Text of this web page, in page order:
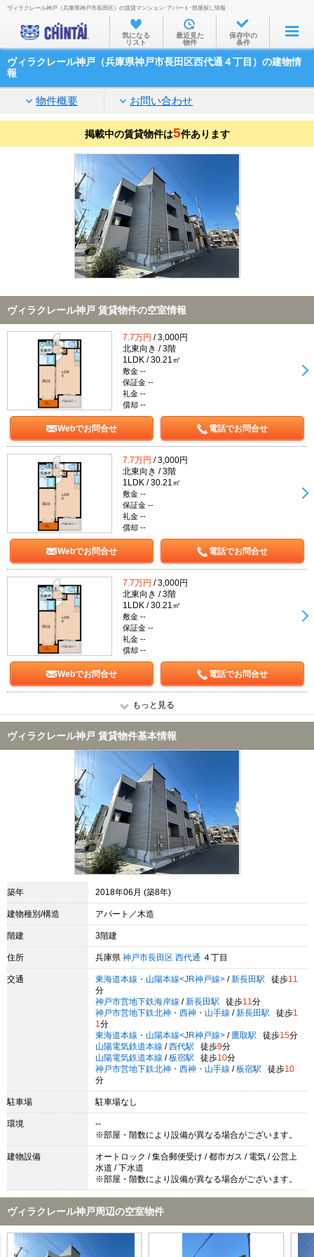
お部屋を探す
沿線・駅から
家賃相場から
通勤通学時間から
物件特集から
不動産会社から
TOP
ヴィラクレール神戸（兵庫県神戸市長田区）の賃貸マンション･アパート･部屋探し情報
気になる
リスト
最近見た
物件
保存中の
条件
ヴィラクレール神戸（兵庫県神戸市長田区西代通４丁目）の建物情
報
物件概要 お問い合わせ
掲載中の賃貸物件は5件あります
ヴィラクレール神戸 賃貸物件の空室情報
7.7万円 / 3,000円
北東向き / 3階
1LDK / 30.21㎡
敷金 --
保証金 --
礼金 --
償却 --
Webでお問合せ 電話でお問合せ
7.7万円 / 3,000円
北東向き / 3階
1LDK / 30.21㎡
敷金 --
保証金 --
礼金 --
償却 --
Webでお問合せ 電話でお問合せ
7.7万円 / 3,000円
北東向き / 3階
1LDK / 30.21㎡
敷金 --
保証金 --
礼金 --
償却 --
Webでお問合せ 電話でお問合せ
もっと見る
ヴィラクレール神戸 賃貸物件基本情報
築年 2018年06月 (築8年)
建物種別/構造 アパート／木造
階建 3階建
住所 兵庫県 神戸市長田区 西代通 ４丁目
交通 東海道本線・山陽本線<JR神戸線> / 新長田駅 徒歩11
分
神戸市営地下鉄海岸線 / 新長田駅 徒歩11 分
神戸市営地下鉄北神・西神・山手線 / 新長田駅 徒歩1
1 分
東海道本線・山陽本線<JR神戸線> / 鷹取駅 徒歩15分
山陽電気鉄道本線 / 西代駅 徒歩9分
山陽電気鉄道本線 / 板宿駅 徒歩10分
神戸市営地下鉄北神・西神・山手線 / 板宿駅 徒歩10
分
駐車場 駐車場なし
環境
--
※部屋・階数により設備が異なる場合がございます。
建物設備
オートロック / 集合郵便受け / 都市ガス / 電気 / 公営上
水道 / 下水道
※部屋・階数により設備が異なる場合がございます。
ヴィラクレール神戸周辺の空室物件